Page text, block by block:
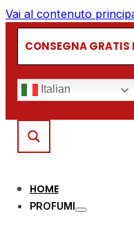
Vai al contenuto
CONSEGNA GRATIS
Italian
HOME
PROFUMI